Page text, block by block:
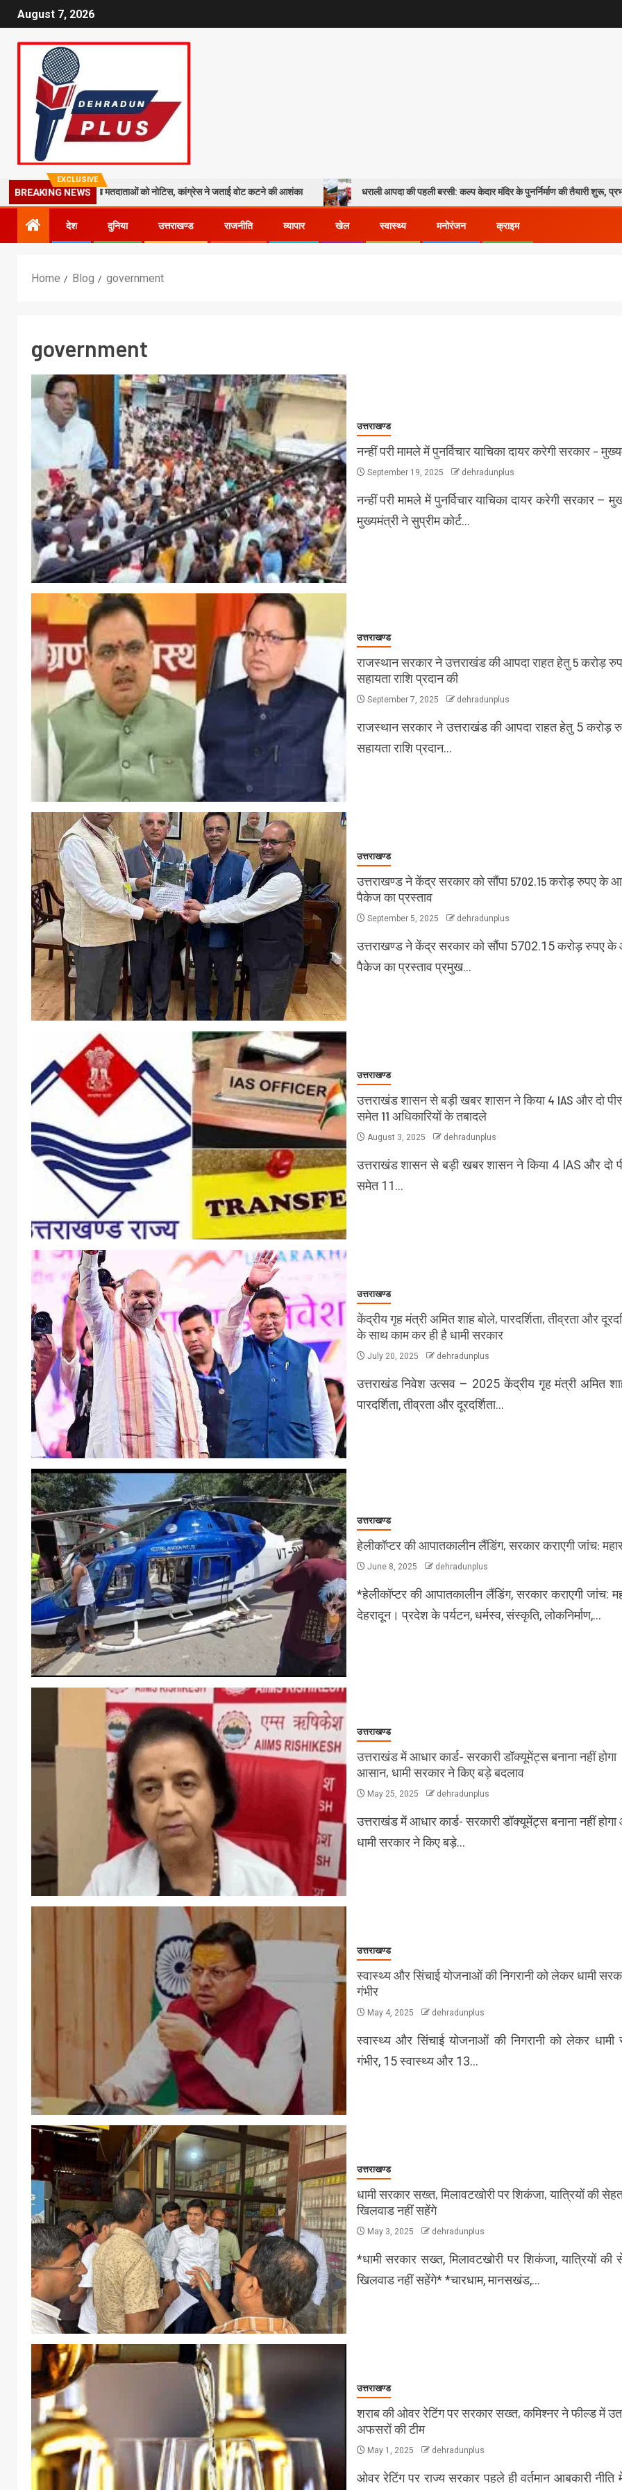
August 7, 2026
EXCLUSIVE
BREAKING NEWS
लाख मतदाताओं को नोटिस, कांग्रेस ने जताई वोट कटने की आशंका धराली आपदा की पहली बरसी: कल्प केदार मंदिर के पुनर्निर्माण की तैयारी शुरू, प्रभावितों के पुनर्वास को
देश दुनिया उत्तराखण्ड राजनीति व्यापार खेल स्वास्थ्य मनोरंजन क्राइम
Home Blog government
government
उत्तराखण्ड
नन्हीं परी मामले में पुनर्विचार याचिका दायर करेगी सरकार –
September 19, 2025 dehradunplus
नन्हीं परी मामले में पुनर्विचार याचिका दायर करेगी सरकार –
मुख्यमंत्री ने सुप्रीम कोर्ट…
उत्तराखण्ड
राजस्थान सरकार ने उत्तराखंड की आपदा राहत हेतु 5 करोड़
सहायता राशि प्रदान की
September 7, 2025 dehradunplus
राजस्थान सरकार ने उत्तराखंड की आपदा राहत हेतु 5 करोड़
सहायता राशि प्रदान…
उत्तराखण्ड
उत्तराखण्ड ने केंद्र सरकार को सौंपा 5702.15 करोड़ रुपए के
पैकेज का प्रस्ताव
September 5, 2025 dehradunplus
उत्तराखण्ड ने केंद्र सरकार को सौंपा 5702.15 करोड़ रुपए के
पैकेज का प्रस्ताव प्रमुख…
उत्तराखण्ड
उत्तराखंड शासन से बड़ी खबर शासन ने किया 4 IAS और दो
समेत 11 अधिकारियों के तबादले
August 3, 2025 dehradunplus
उत्तराखंड शासन से बड़ी खबर शासन ने किया 4 IAS और दो
समेत 11…
उत्तराखण्ड
केंद्रीय गृह मंत्री अमित शाह बोले, पारदर्शिता, तीव्रता और
के साथ काम कर ही है धामी सरकार
July 20, 2025 dehradunplus
उत्तराखंड निवेश उत्सव – 2025 केंद्रीय गृह मंत्री अमित
पारदर्शिता, तीव्रता और दूरदर्शिता…
उत्तराखण्ड
हेलीकॉप्टर की आपातकालीन लैंडिंग, सरकार कराएगी जांच:
June 8, 2025 dehradunplus
*हेलीकॉप्टर की आपातकालीन लैंडिंग, सरकार कराएगी जांच:
देहरादून। प्रदेश के पर्यटन, धर्मस्व, संस्कृति, लोकनिर्माण,…
उत्तराखण्ड
उत्तराखंड में आधार कार्ड- सरकारी डॉक्यूमेंट्स बनाना नहीं होगा
आसान, धामी सरकार ने किए बड़े बदलाव
May 25, 2025 dehradunplus
उत्तराखंड में आधार कार्ड- सरकारी डॉक्यूमेंट्स बनाना नहीं
धामी सरकार ने किए बड़े…
उत्तराखण्ड
स्वास्थ्य और सिंचाई योजनाओं की निगरानी को लेकर धामी
गंभीर
May 4, 2025 dehradunplus
स्वास्थ्य और सिंचाई योजनाओं की निगरानी को लेकर धामी
गंभीर, 15 स्वास्थ्य और 13…
उत्तराखण्ड
धामी सरकार सख्त, मिलावटखोरी पर शिकंजा, यात्रियों की
खिलवाड नहीं सहेंगे
May 3, 2025 dehradunplus
*धामी सरकार सख्त, मिलावटखोरी पर शिकंजा, यात्रियों
खिलवाड नहीं सहेंगे* *चारधाम, मानसखंड,…
उत्तराखण्ड
शराब की ओवर रेटिंग पर सरकार सख्त, कमिश्नर ने फील्ड में
अफसरों की टीम
May 1, 2025 dehradunplus
ओवर रेटिंग पर राज्य सरकार पहले ही वर्तमान आबकारी